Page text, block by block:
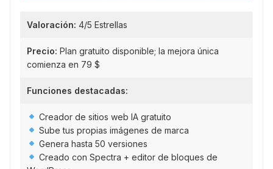
Valoración: 4/5 Estrellas
Precio: Plan gratuito disponible; la mejora única
comienza en 79 $
Funciones destacadas:
Creador de sitios web IA gratuito
Sube tus propias imágenes de marca
Genera hasta 50 versiones
Creado con Spectra + editor de bloques de